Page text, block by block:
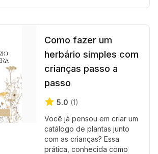
Como fazer um
herbário simples com
crianças passo a
passo
5.0 (1)
Você já pensou em criar um
catálogo de plantas junto
com as crianças? Essa
prática, conhecida como